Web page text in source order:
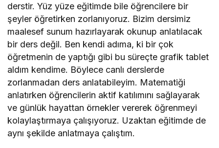
derstir. Yüz yüze eğitimde bile öğrencilere bir
şeyler öğretirken zorlanıyoruz. Bizim dersimiz
maalesef sunum hazırlayarak okunup anlatılacak
bir ders değil. Ben kendi adıma, ki bir çok
öğretmenin de yaptığı gibi bu süreçte grafik tablet
aldım kendime. Böylece canlı derslerde
zorlanmadan ders anlatabileyim. Matematiği
anlatırken öğrencilerin aktif katılımını sağlayarak
ve günlük hayattan örnekler vererek öğrenmeyi
kolaylaştırmaya çalışıyoruz. Uzaktan eğitimde de
aynı şekilde anlatmaya çalıştım.